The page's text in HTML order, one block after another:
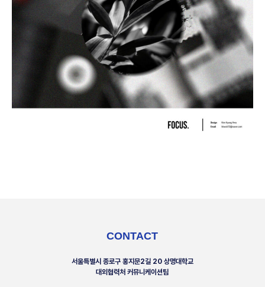
CONTACT
서울특별시 종로구 홍지문2길 20 상명대학교
대외협력처 커뮤니케이션팀